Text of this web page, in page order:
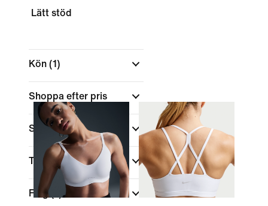
Lätt stöd
Kön (1)
Shoppa efter pris
Storlek
Typ av cup
Färg